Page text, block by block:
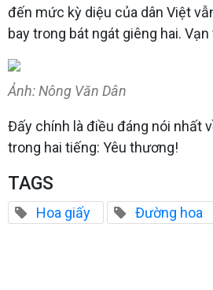
đến mức kỳ diệu của dân Việt
bay trong bát ngát giêng hai.
Ảnh: Nông Văn Dân
Đấy chính là điều đáng nói nhất
trong hai tiếng: Yêu thương!
TAGS
Hoa giấy Đường hoa